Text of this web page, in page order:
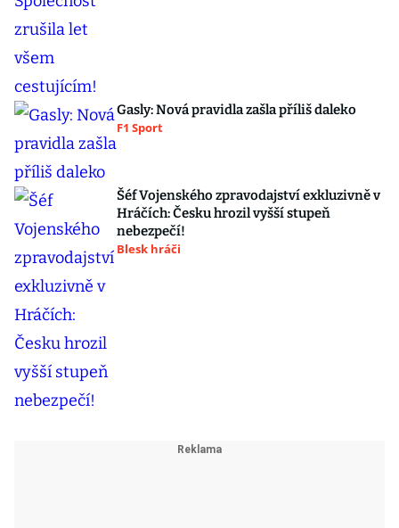
Gasly: Nová pravidla zašla příliš daleko
F1 Sport
Šéf Vojenského zpravodajství exkluzivně v
Hráčích: Česku hrozil vyšší stupeň
nebezpečí!
Blesk hráči